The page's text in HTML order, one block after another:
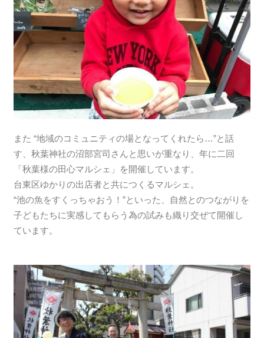
また “地域のコミュニティの場となってくれたら…”と話
す、秋葉神社の沼部宮司さんと思いが重なり、年に二回
「秋葉様の田心マルシェ」を開催しています。
台東区ゆかりの出店者と共につくるマルシェ。
“池の魚をすくっちゃおう！”といった、自然とのつながりを
子どもたちに実感してもらう為の試みも織り交ぜて開催し
ています。